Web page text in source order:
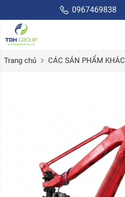
0967469838
Trang chủ CÁC SẢN PHẨM KHÁC